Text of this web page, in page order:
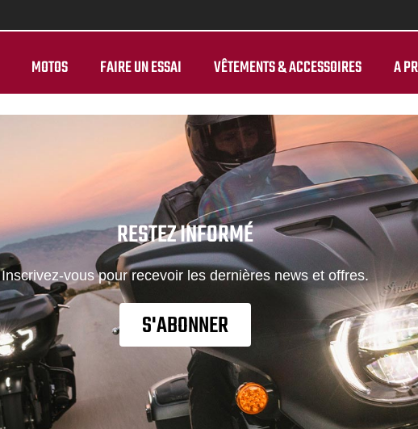
MOTOS FAIRE UN ESSAI VÊTEMENTS & ACCESSOIRES A
RESTEZ INFORMÉ
Inscrivez-vous pour recevoir les dernières news et offres.
S'ABONNER